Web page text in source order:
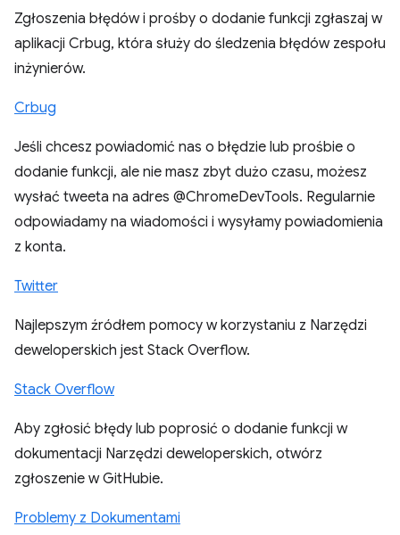
Zgłoszenia błędów i prośby o dodanie funkcji zgłaszaj w
aplikacji Crbug, która służy do śledzenia błędów zespołu
inżynierów.
Crbug
Jeśli chcesz powiadomić nas o błędzie lub prośbie o
dodanie funkcji, ale nie masz zbyt dużo czasu, możesz
wysłać tweeta na adres @ChromeDevTools. Regularnie
odpowiadamy na wiadomości i wysyłamy powiadomienia
z konta.
Twitter
Najlepszym źródłem pomocy w korzystaniu z Narzędzi
deweloperskich jest Stack Overflow.
Stack Overflow
Aby zgłosić błędy lub poprosić o dodanie funkcji w
dokumentacji Narzędzi deweloperskich, otwórz
zgłoszenie w GitHubie.
Problemy z Dokumentami